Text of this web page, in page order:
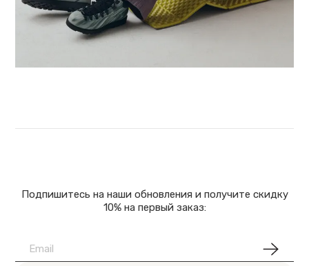
Подпишитесь на наши обновления и получите скидку
10% на первый заказ: